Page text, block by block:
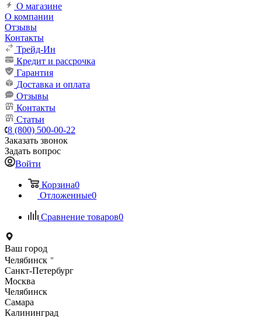
О магазине
О компании
Отзывы
Контакты
Трейд-Ин
Кредит и рассрочка
Гарантия
Доставка и оплата
Отзывы
Контакты
Статьи
8 (800) 500-00-22
Заказать звонок
Задать вопрос
Войти
Корзина0
Отложенные0
Сравнение товаров0
Ваш город
Челябинск
Санкт-Петербург
Москва
Челябинск
Самара
Калининград